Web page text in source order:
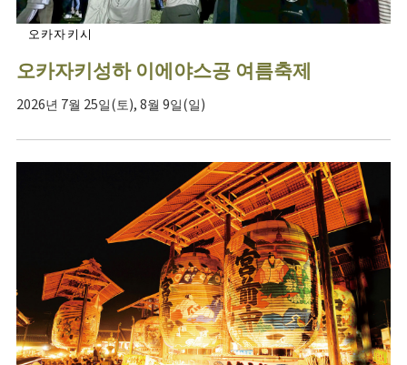
오카자키시
오카자키성하 이에야스공 여름축제
2026년 7월 25일(토), 8월 9일(일)